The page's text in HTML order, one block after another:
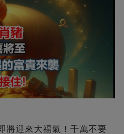
將迎來大福氣！千萬不要